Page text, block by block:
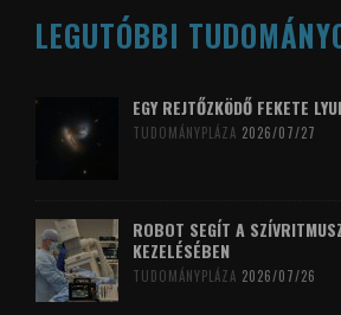
LEGUTÓBBI
EGY REJTŐZKÖDŐ FEKETE
TUDOMÁNYPLÁZA 2026/07/27
ROBOT SEGÍT A
KEZELÉSÉBEN
TUDOMÁNYPLÁZA 2026/07/26